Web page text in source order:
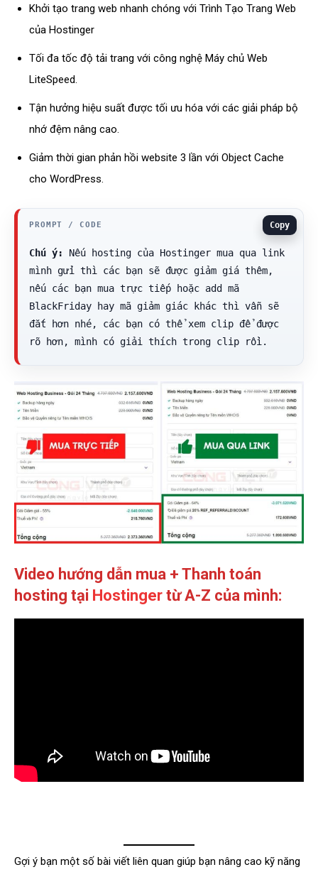
Khởi tạo trang web nhanh chóng với Trình Tạo Trang Web
của Hostinger
Tối đa tốc độ tải trang với công nghệ Máy chủ Web
LiteSpeed.
Tận hưởng hiệu suất được tối ưu hóa với các giải pháp bộ
nhớ đệm nâng cao.
Giảm thời gian phản hồi website 3 lần với Object Cache
cho WordPress.
Chú ý:
Nếu hosting của Hostinger mua qua link
mình gửi thì các bạn sẽ được giảm giá thêm,
nếu các bạn mua trực tiếp hoặc add mã
BlackFriday hay mã giảm giác khác thì vẫn sẽ
đắt hơn nhé, các bạn có thể xem clip để được
rõ hơn, mình có giải thích trong clip rồi.
Copy
Video hướng dẫn mua + Thanh toán
hosting tại Hostinger từ A-Z của mình:
Gợi ý bạn một số bài viết liên quan giúp bạn nâng cao kỹ năng